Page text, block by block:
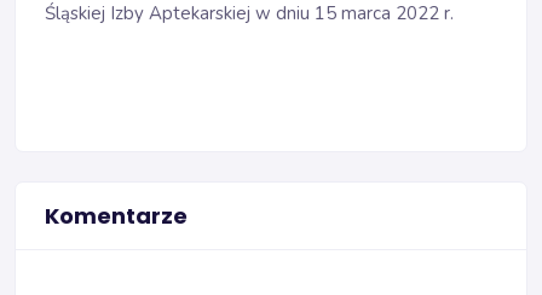
Śląskiej Izby Aptekarskiej w dniu 15 marca 2022 r.
Komentarze